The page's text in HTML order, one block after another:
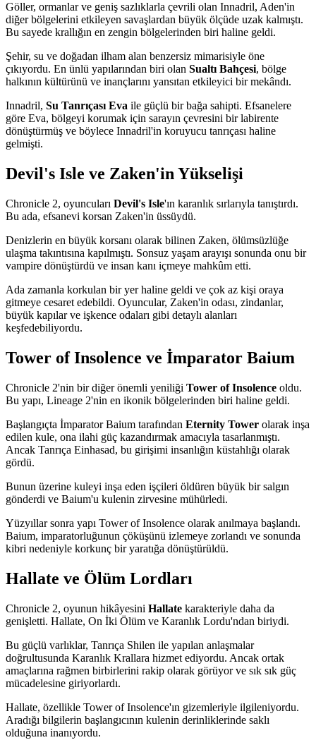
Göller, ormanlar ve geniş sazlıklarla çevrili olan Innadril, Aden'in
diğer bölgelerini etkileyen savaşlardan büyük ölçüde uzak kalmıştı.
Bu sayede krallığın en zengin bölgelerinden biri haline geldi.
Şehir, su ve doğadan ilham alan benzersiz mimarisiyle öne
çıkıyordu. En ünlü yapılarından biri olan Sualtı Bahçesi, bölge
halkının kültürünü ve inançlarını yansıtan etkileyici bir mekândı.
Innadril, Su Tanrıçası Eva ile güçlü bir bağa sahipti. Efsanelere
göre Eva, bölgeyi korumak için sarayın çevresini bir labirente
dönüştürmüş ve böylece Innadril'in koruyucu tanrıçası haline
gelmişti.
Devil's Isle ve Zaken'in Yükselişi
Chronicle 2, oyuncuları Devil's Isle'ın karanlık sırlarıyla tanıştırdı.
Bu ada, efsanevi korsan Zaken'in üssüydü.
Denizlerin en büyük korsanı olarak bilinen Zaken, ölümsüzlüğe
ulaşma takıntısına kapılmıştı. Sonsuz yaşam arayışı sonunda onu bir
vampire dönüştürdü ve insan kanı içmeye mahkûm etti.
Ada zamanla korkulan bir yer haline geldi ve çok az kişi oraya
gitmeye cesaret edebildi. Oyuncular, Zaken'in odası, zindanlar,
büyük kapılar ve işkence odaları gibi detaylı alanları
keşfedebiliyordu.
Tower of Insolence ve İmparator Baium
Chronicle 2'nin bir diğer önemli yeniliği Tower of Insolence oldu.
Bu yapı, Lineage 2'nin en ikonik bölgelerinden biri haline geldi.
Başlangıçta İmparator Baium tarafından Eternity Tower olarak inşa
edilen kule, ona ilahi güç kazandırmak amacıyla tasarlanmıştı.
Ancak Tanrıça Einhasad, bu girişimi insanlığın küstahlığı olarak
gördü.
Bunun üzerine kuleyi inşa eden işçileri öldüren büyük bir salgın
gönderdi ve Baium'u kulenin zirvesine mühürledi.
Yüzyıllar sonra yapı Tower of Insolence olarak anılmaya başlandı.
Baium, imparatorluğunun çöküşünü izlemeye zorlandı ve sonunda
kibri nedeniyle korkunç bir yaratığa dönüştürüldü.
Hallate ve Ölüm Lordları
Chronicle 2, oyunun hikâyesini Hallate karakteriyle daha da
genişletti. Hallate, On İki Ölüm ve Karanlık Lordu'ndan biriydi.
Bu güçlü varlıklar, Tanrıça Shilen ile yapılan anlaşmalar
doğrultusunda Karanlık Krallara hizmet ediyordu. Ancak ortak
amaçlarına rağmen birbirlerini rakip olarak görüyor ve sık sık güç
mücadelesine giriyorlardı.
Hallate, özellikle Tower of Insolence'ın gizemleriyle ilgileniyordu.
Aradığı bilgilerin başlangıcının kulenin derinliklerinde saklı
olduğuna inanıyordu.